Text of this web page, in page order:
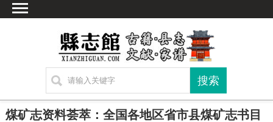
方志
煤矿志资料荟萃：全国各地区省市县煤矿志书目